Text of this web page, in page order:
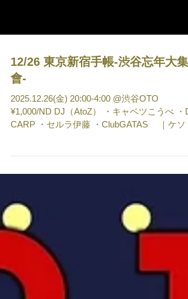
12/26 東京新宿手帳-渋谷忘年大集
會-
CARP ・セルラ伊藤 ・ClubGATAS ｜ケ
arinco ｜iorieem ｜skyclaps ・kennnzaki
moteci ・Nachu ・OSH ・妹尾ころり ・昭和
踊歌謡大全集 ｜tayaya ｜Mikofu ・ゆけむ
りDJs